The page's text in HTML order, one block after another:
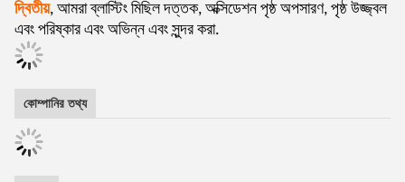
দ্বিতীয়, আমরা ব্লাস্টিং মিছিল দত্তক, অক্সিডেশন পৃষ্ঠ অপসারণ, পৃষ্ঠ উজ্জ্বল
এবং পরিষ্কার এবং অভিন্ন এবং সুন্দর করা.
কোম্পানির তথ্য